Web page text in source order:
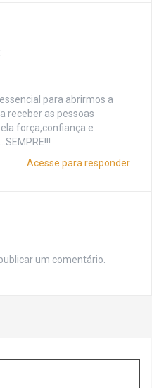
para abrirmos a
receber as pessoas
força,confiança e
Acesse para responder
um comentário.